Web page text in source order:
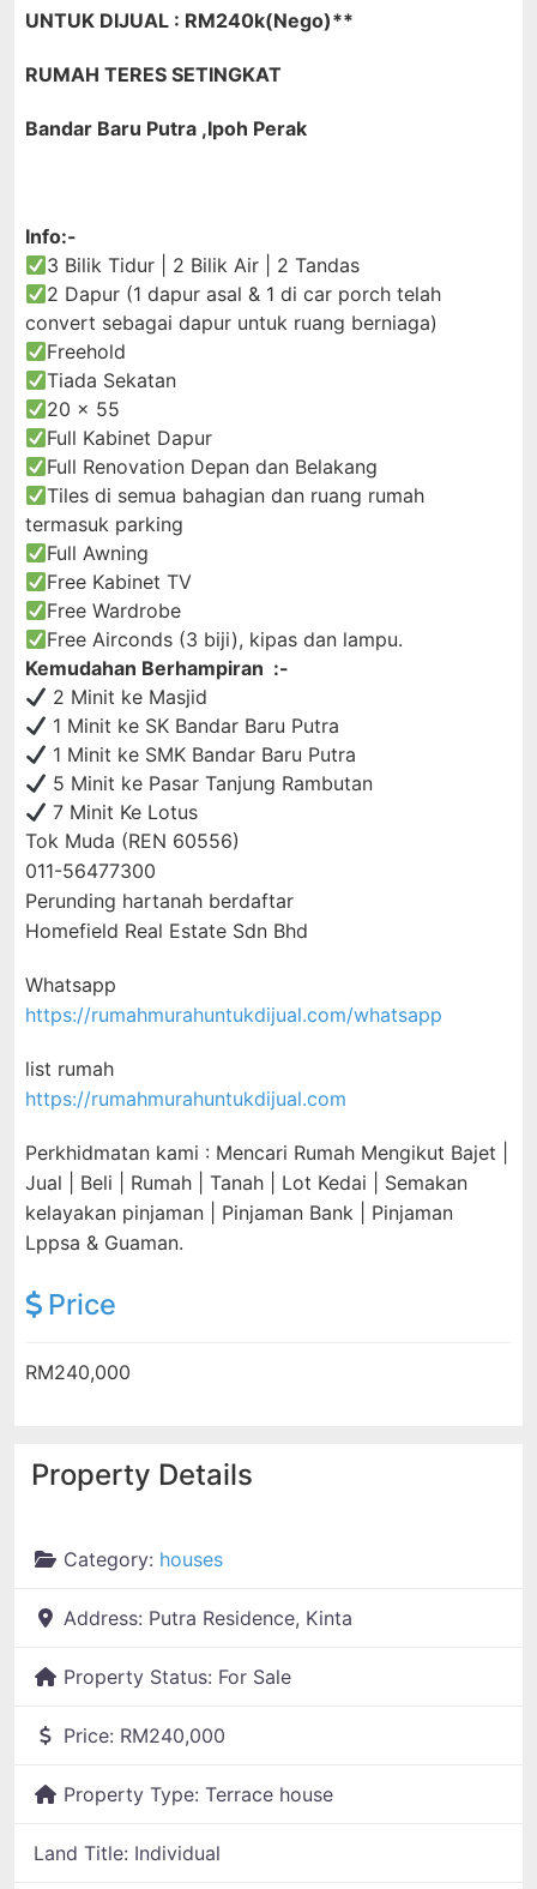
UNTUK DIJUAL : RM240k(Nego)**
RUMAH TERES SETINGKAT
Bandar Baru Putra ,Ipoh Perak
Info:-
3 Bilik Tidur | 2 Bilik Air | 2 Tandas
2 Dapur (1 dapur asal & 1 di car porch telah
convert sebagai dapur untuk ruang berniaga)
Freehold
Tiada Sekatan
20 x 55
Full Kabinet Dapur
Full Renovation Depan dan Belakang
Tiles di semua bahagian dan ruang rumah
termasuk parking
Full Awning
Free Kabinet TV
Free Wardrobe
Free Airconds (3 biji), kipas dan lampu.
Kemudahan Berhampiran :-
2 Minit ke Masjid
1 Minit ke SK Bandar Baru Putra
1 Minit ke SMK Bandar Baru Putra
5 Minit ke Pasar Tanjung Rambutan
7 Minit Ke Lotus
Tok Muda (REN 60556)
011-56477300
Perunding hartanah berdaftar
Homefield Real Estate Sdn Bhd
Whatsapp
https://rumahmurahuntukdijual.com/whatsapp
list rumah
https://rumahmurahuntukdijual.com
Perkhidmatan kami : Mencari Rumah Mengikut Bajet |
Jual | Beli | Rumah | Tanah | Lot Kedai | Semakan
kelayakan pinjaman | Pinjaman Bank | Pinjaman
Lppsa & Guaman.
Price
RM240,000
Property Details
Category: houses
Address: Putra Residence, Kinta
Property Status: For Sale
Price: RM240,000
Property Type: Terrace house
Land Title: Individual